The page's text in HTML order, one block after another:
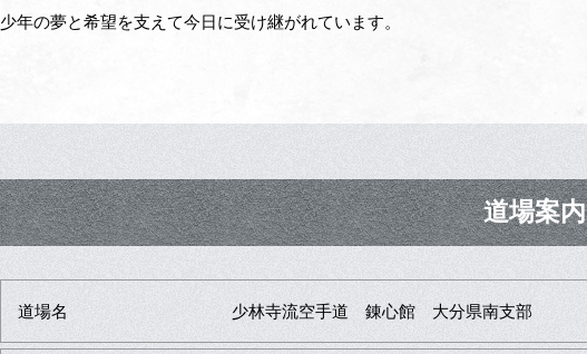
少年の夢と希望を支えて今日に受け継がれています。
道場案内
道場名 少林寺流空手道 錬心館 大分県南支部